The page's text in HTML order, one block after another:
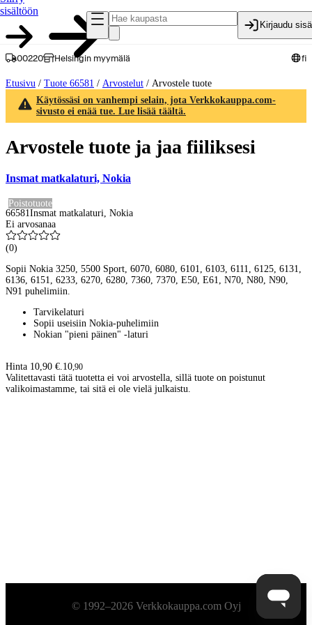
sisältöön
Kirjaudu
00220 Helsingin myymälä fi
Etusivu / Tuote 66581 / Arvostelut / Arvostele tuote
Käytössäsi on vanhempi selain, jota Verkkokauppa.com-
sivusto ei enää tue. Lue lisää täältä.
Arvostele tuote ja jaa fiiliksesi
Insmat matkalaturi, Nokia
Poistotuote
66581 Insmat matkalaturi, Nokia
Ei arvosanaa
(0)
Sopii Nokia 3250, 5500 Sport, 6070, 6080, 6101, 6103, 6111, 6125, 6131,
6136, 6151, 6233, 6270, 6280, 7360, 7370, E50, E61, N70, N80, N90,
N91 puhelimiin.
Tarvikelaturi
Sopii useisiin Nokia-puhelimiin
Nokian "pieni päinen" -laturi
Hinta 10,90 €. 10,90
Valitettavasti tätä tuotetta ei voi arvostella, sillä tuote on poistunut
valikoimastamme, tai sitä ei ole vielä julkaistu.
Alatunniste© 1992–2026 Verkkokauppa.com Oyj